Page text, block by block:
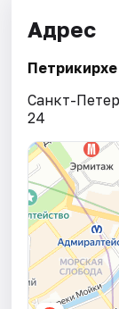
Адрес
Петрикирхе
Санкт-
24